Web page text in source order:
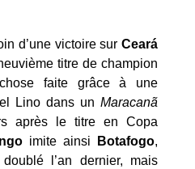
d’une victoire sur Ceará
titre de champion
faite grâce à une
Lino dans un Maracanã
après le titre en Copa
imite ainsi Botafogo,
l’an dernier, mais